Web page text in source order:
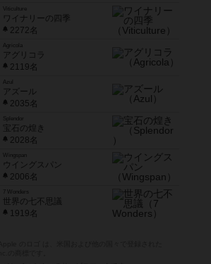
Viticulture
ワイナリーの四季
2272名
Agricola
アグリコラ
2119名
Azul
アズール
2035名
宝石の煌き
2028名
Wingspan
ウイングスパン
2006名
7 Wonders
世界の七不思議
1919名